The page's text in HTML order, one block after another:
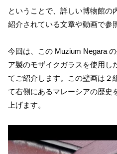
ということで、詳しい博物館の
紹介されている文章や動画で参
今回は、この Muzium Negara
ア製のモザイクガラスを使用し
てご紹介します。この壁画は２
て右側にあるマレーシアの歴史
上げます。